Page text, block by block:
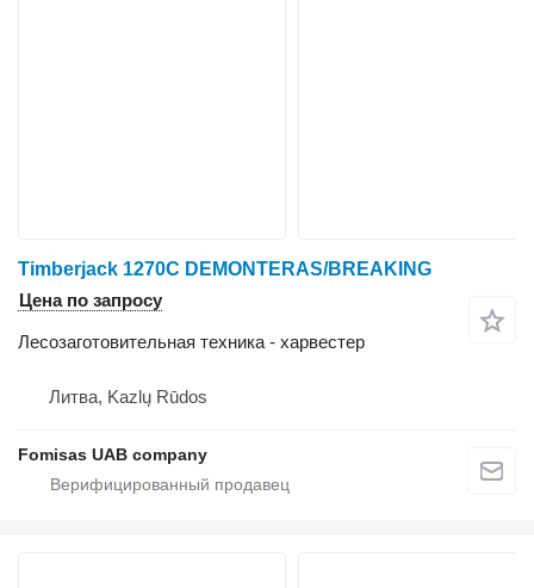
Timberjack 1270C DEMONTERAS/BREAKING
Цена по запросу
Лесозаготовительная техника - харвестер
Литва, Kazlų Rūdos
Fomisas UAB company